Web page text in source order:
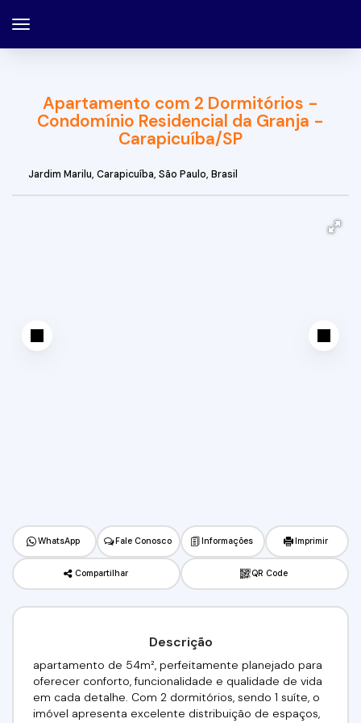
Apartamento com 2 Dormitórios -
Condomínio Residencial da Granja -
Carapicuíba/SP
Jardim Marilu, Carapicuíba, São Paulo, Brasil
WhatsApp Fale Conosco Informações Imprimir
Compartilhar QR Code
Descrição
apartamento de 54m², perfeitamente planejado para
oferecer conforto, funcionalidade e qualidade de vida
em cada detalhe. Com 2 dormitórios, sendo 1 suíte, o
imóvel apresenta excelente distribuição de espaços,